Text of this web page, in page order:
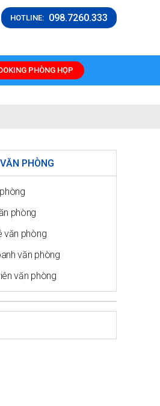
HOTLINE: 098.7260.333
PHÒNG HỌP
PHÒNG
phòng
văn phòng
văn phòng
văn phòng